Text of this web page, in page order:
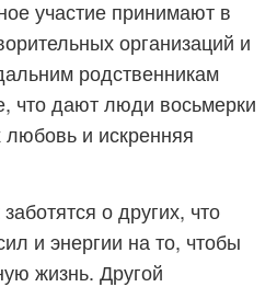
участие принимают в
организаций и
родственникам
что дают люди восьмерки
и искренняя
о других, что
и энергии на то, чтобы
жизнь. Другой